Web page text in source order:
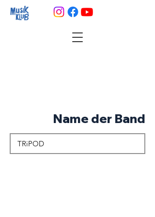
Name der Band